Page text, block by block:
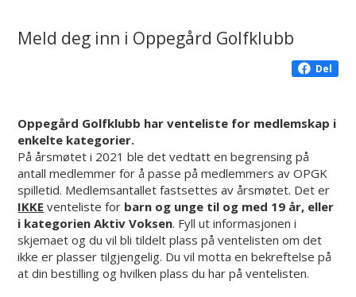
Meld deg inn i Oppegård Golfklubb
Del
Oppegård Golfklubb har venteliste for medlemskap i
enkelte kategorier.
På årsmøtet i 2021 ble det vedtatt en begrensing på
antall medlemmer for å passe på medlemmers av OPGK
spilletid. Medlemsantallet fastsettes av årsmøtet. Det er
IKKE venteliste for barn og unge til og med 19 år, eller
i kategorien Aktiv Voksen. Fyll ut informasjonen i
skjemaet og du vil bli tildelt plass på ventelisten om det
ikke er plasser tilgjengelig. Du vil motta en bekreftelse på
at din bestilling og hvilken plass du har på ventelisten.